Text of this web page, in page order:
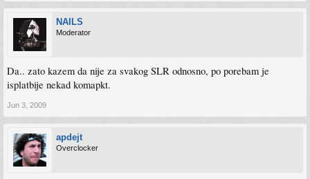
NAILS
Moderator
Da.. zato kazem da nije za svakog SLR odnosno, po porebam je
isplatbije nekad komapkt.
Jun 3, 2009
apdejt
Overclocker